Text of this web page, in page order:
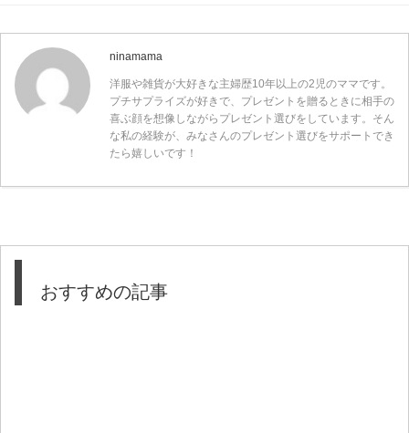
ninamama
洋服や雑貨が大好きな主婦歴10年以上の2児のママです。
プチサプライズが好きで、プレゼントを贈るときに相手の
喜ぶ顔を想像しながらプレゼント選びをしています。そん
な私の経験が、みなさんのプレゼント選びをサポートでき
たら嬉しいです！
おすすめの記事